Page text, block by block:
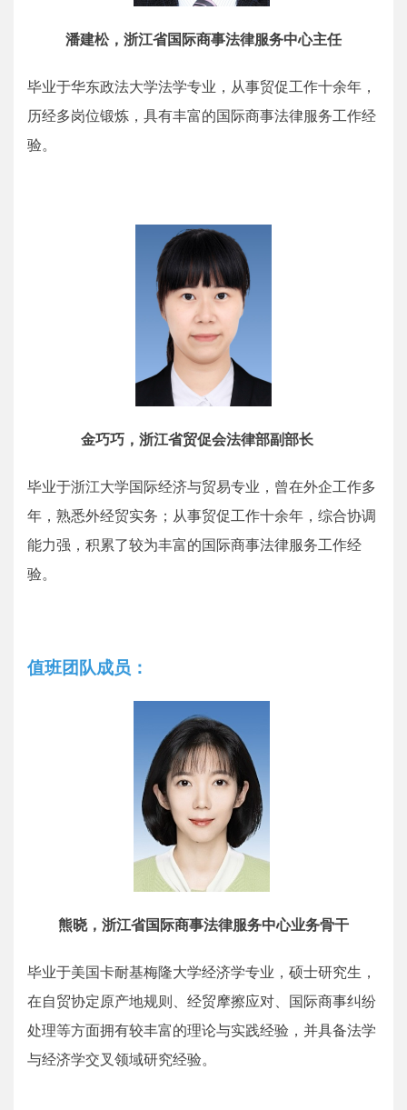
潘建松，浙江省国际商事法律服务中心主任
毕业于华东政法大学法学专业，从事贸促工作十余年，
历经多岗位锻炼，具有丰富的国际商事法律服务工作经
验。
金巧巧，浙江省贸促会法律部副部长
毕业于浙江大学国际经济与贸易专业，曾在外企工作多
年，熟悉外经贸实务；从事贸促工作十余年，综合协调
能力强，积累了较为丰富的国际商事法律服务工作经
验。
值班团队成员：
熊晓，浙江省国际商事法律服务中心业务骨干
毕业于美国卡耐基梅隆大学经济学专业，硕士研究生，
在自贸协定原产地规则、经贸摩擦应对、国际商事纠纷
处理等方面拥有较丰富的理论与实践经验，并具备法学
与经济学交叉领域研究经验。